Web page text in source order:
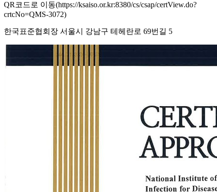
QR코드로 이동(https://ksaiso.or.kr:8380/cs/csap/certView.do?
crtcNo=QMS-3072)
한국표준협회장 서울시 강남구 테헤란로 69번길 5